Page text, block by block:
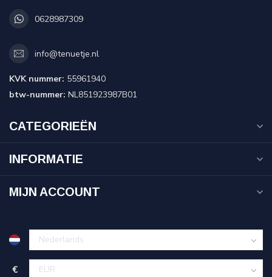
0628987309
info@tenuetje.nl
KVK nummer: 55961940
btw-nummer: NL851923987B01
CATEGORIEËN
INFORMATIE
MIJN ACCOUNT
€